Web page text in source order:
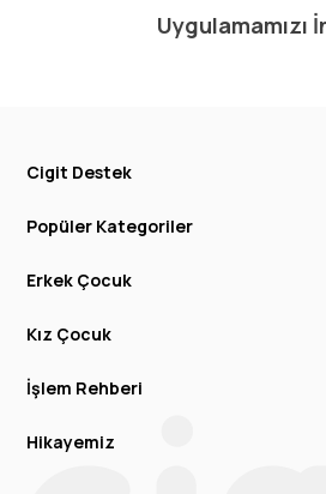
Uygulamamızı
Cigit Destek
Popüler Kategoriler
Erkek Çocuk
Kız Çocuk
İşlem Rehberi
Hikayemiz